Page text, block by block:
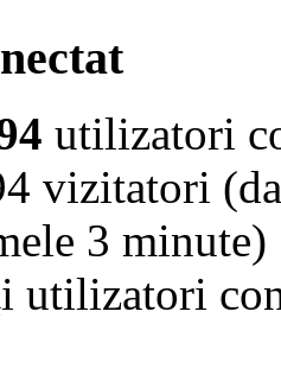
utilizatori
vizitatori
3 minute)
utilizatori